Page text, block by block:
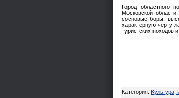
Город областного
Московской
сосновые боры,
характерную черту
туристских походов
Категория: Культура,